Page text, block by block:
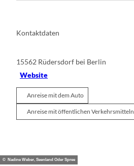
Kontaktdaten
15562 Rüdersdorf bei Berlin
Website
Anreise mit dem Auto
Anreise mit öffentlichen Verkehrsmitteln
© Nadine Weber, Seenland Oder Spree